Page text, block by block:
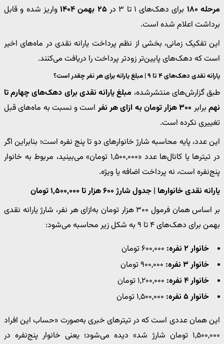
مرحله ۱۸۰
برای دهک‌های ۱ تا ۳ در ۲۵ بهمن ۱۴۰۴
واریز شده و قابل
برداشت اعلام شده است.
این تفکیک زمانی، بخشی از نظم پرداخت یارانه نقدی در ماه‌های اخیر
است که دهک‌های پایین‌تر زودتر پرداخت را دریافت می‌کنند.
یارانه نقدی دهک‌های ۴ تا ۹ | مبلغ یارانه برای هر نفر چقدر است؟
طبق گزارش‌های منتشرشده، مبلغ یارانه نقدی برای دهک‌های چهارم تا
نهمبرابر ۳۰۰ هزار تومان به ازای هر نفر
است و نسبت به ماه‌های قبل
تغییری نکرده است.
این عدد، پایه محاسبه شارژ خانوارهای دو تا پنج نفره است؛ بنابراین اگر
در تیترها یا کانال‌ها عدد «۱,۵۰۰,۰۰۰ تومان» می‌بینید، مربوط به خانوار
پنج‌نفره است، نه پرداخت اضافه یا ویژه.
یارانه نقدی خانوارها | جدول شارژ ۶۰۰ هزار تا ۱,۵۰۰,۰۰۰ تومان
بر اساس همان فرمول ۳۰۰ هزار تومان به‌ازای هر نفر، شارژ یارانه نقدی
بهمن برای دهک‌های ۴ تا ۹ به شکل زیر محاسبه می‌شود:
خانوار ۲ نفره:
خانوار ۳ نفره:
خانوار ۴ نفره:
خانوار ۵ نفره:
این همان عددی است که در تیترهای خبری به‌صورت «حساب این افراد
۱,۵۰۰,۰۰۰ تومان شارژ شد» دیده می‌شود؛ یعنی خانوار پنج‌نفره در